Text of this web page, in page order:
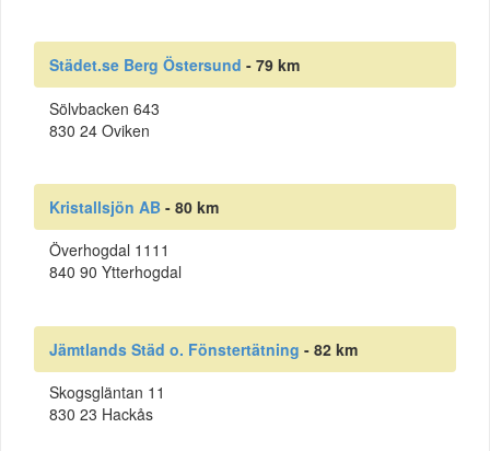
Städet.se Berg Östersund - 79 km
Sölvbacken 643
830 24 Oviken
Kristallsjön AB - 80 km
Överhogdal 1111
840 90 Ytterhogdal
Jämtlands Städ o. Fönstertätning - 82 km
Skogsgläntan 11
830 23 Hackås